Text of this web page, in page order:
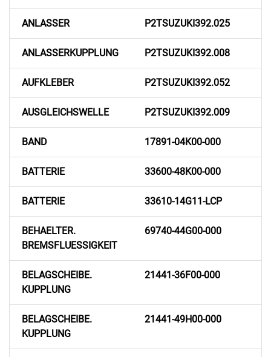
ANLASSER P2TSUZUKI392.025
ANLASSERKUPPLUNG P2TSUZUKI392.008
AUFKLEBER P2TSUZUKI392.052
AUSGLEICHSWELLE P2TSUZUKI392.009
BAND 17891-04K00-000
BATTERIE 33600-48K00-000
BATTERIE 33610-14G11-LCP
BEHAELTER.
BREMSFLUESSIGKEIT
69740-44G00-000
BELAGSCHEIBE.
KUPPLUNG
21441-36F00-000
BELAGSCHEIBE.
KUPPLUNG
21441-49H00-000